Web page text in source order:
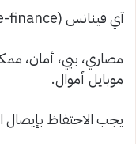
آي فينانس (e-finance).
مصاري، بيي، أمان،
موبايل أموال.
يجب الاحتفاظ بإيصال